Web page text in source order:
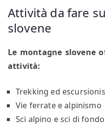
Attività da fare
slovene
Le montagne slovene
attività:
Trekking ed
Vie ferrate e alpinismo
Sci alpino e sci di fondo